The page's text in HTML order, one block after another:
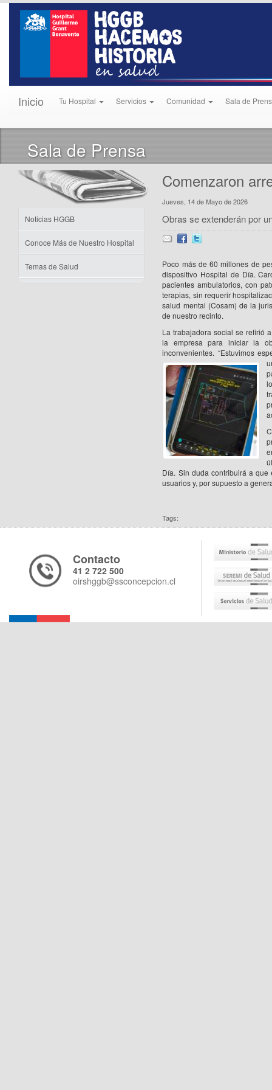
Inicio Tu Hospital Servicios Comunidad Sala de
Sala de Prensa
Noticias HGGB
Conoce Más de Nuestro Hospital
Temas de Salud
Comenzaron
Jueves, 14 de Mayo de 2026
Obras se extenderán por
Poco más de 60 millones de
dispositivo Hospital de Día.
pacientes ambulatorios, con
terapias, sin requerir
salud mental (Cosam) de la
de nuestro recinto.
La trabajadora social se refirió
la empresa para iniciar la
inconvenientes. “Estuvimos
Día. Sin duda contribuirá a
usuarios y, por supuesto a
Tags:
Contacto
41 2 722 500
oirshggb@ssconcepcion.cl